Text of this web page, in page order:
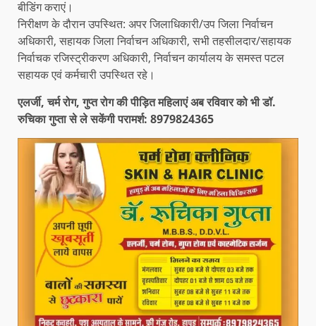
बीडिंग कराएं।
निरीक्षण के दौरान उपस्थित: अपर जिलाधिकारी/उप जिला निर्वाचन
अधिकारी, सहायक जिला निर्वाचन अधिकारी, सभी तहसीलदार/सहायक
निर्वाचक रजिस्ट्रीकरण अधिकारी, निर्वाचन कार्यालय के समस्त पटल
सहायक एवं कर्मचारी उपस्थित रहे।
एलर्जी, चर्म रोग, गुप्त रोग की पीड़ित महिलाएं अब रविवार को भी डॉ.
रुचिका गुप्ता से ले सकेंगी परामर्श: 8979824365